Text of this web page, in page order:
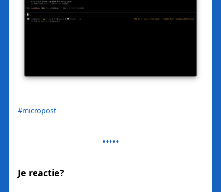
#micropost
Je reactie?